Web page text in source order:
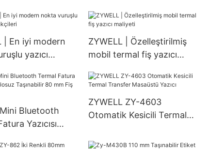
Bilet Yazıcısı
Airprint Makbuz Yazıcısı
USB+RS232+LAN
| En iyi modern
yazıcı
ZYWELL | Özelleştirilmiş
mobil termal fiş yazıcı
Bluetooth
Yazıcısı
ZYWELL ZY-4603
Otomatik Kesicili Termal